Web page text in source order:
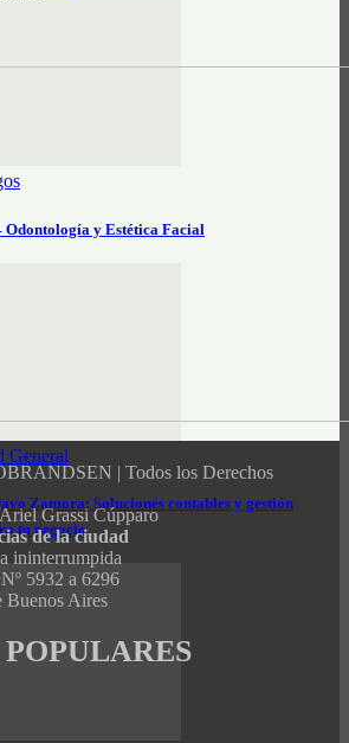
Odontología y Estética Facial
General
Zamora: Soluciones contables y gestión
tu negocio
| Todos los Derechos
Grassi Cúpparo
de la ciudad
ininterrumpida
5932 a 6296
Buenos Aires